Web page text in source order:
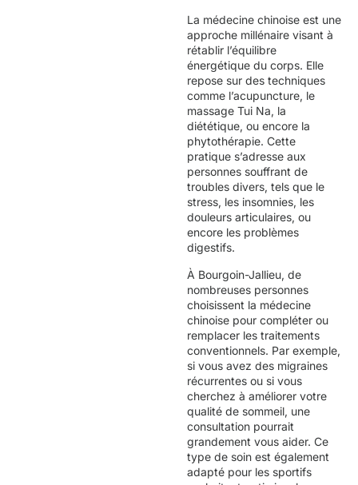
La médecine chinoise est une
approche millénaire visant à
rétablir l’équilibre
énergétique du corps. Elle
repose sur des techniques
comme l’acupuncture, le
massage Tui Na, la
diététique, ou encore la
phytothérapie. Cette
pratique s’adresse aux
personnes souffrant de
troubles divers, tels que le
stress, les insomnies, les
douleurs articulaires, ou
encore les problèmes
digestifs.
À Bourgoin-Jallieu, de
nombreuses personnes
choisissent la médecine
chinoise pour compléter ou
remplacer les traitements
conventionnels. Par exemple,
si vous avez des migraines
récurrentes ou si vous
cherchez à améliorer votre
qualité de sommeil, une
consultation pourrait
grandement vous aider. Ce
type de soin est également
adapté pour les sportifs